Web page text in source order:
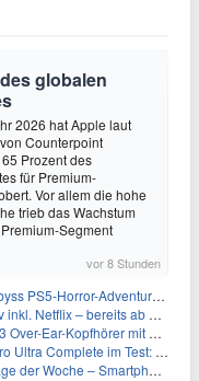
globalen
2026 hat Apple laut
Counterpoint
Prozent des
für Premium-
Vor allem die hohe
trieb das Wachstum
Segment
vor 8 Stunden
Horror-Adventure für 27,99€
bereits ab 9€/Monat (statt 17,99€)
Kopfhörer mit ANC für 149,99€
°C Moppwäsche & erstaunlich viel Technik in nur 8,9 cm Höhe
Tarife & SIM-Only im Überblick